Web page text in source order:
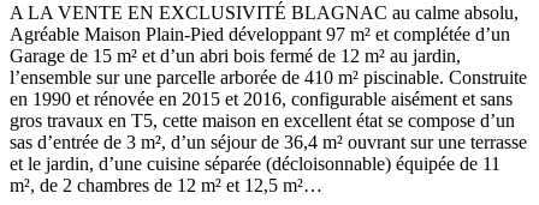
A LA VENTE EN EXCLUSIVITÉ BLAGNAC au calme absolu,
Agréable Maison Plain-Pied développant 97 m² et complétée d’un
Garage de 15 m² et d’un abri bois fermé de 12 m² au jardin,
l’ensemble sur une parcelle arborée de 410 m² piscinable. Construite
en 1990 et rénovée en 2015 et 2016, configurable aisément et sans
gros travaux en T5, cette maison en excellent état se compose d’un
sas d’entrée de 3 m², d’un séjour de 36,4 m² ouvrant sur une terrasse
et le jardin, d’une cuisine séparée (décloisonnable) équipée de 11
m², de 2 chambres de 12 m² et 12,5 m²…